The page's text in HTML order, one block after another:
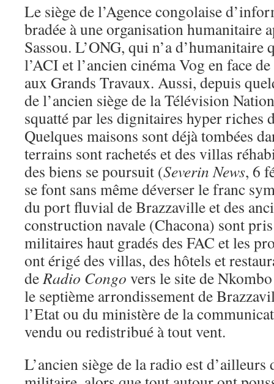
Le siège de l’Agence congolaise
bradée à une organisation humanitaire
Sassou. L’ONG, qui n’a d’humanitaire
l’ACI et l’ancien cinéma Vog en face
aux Grands Travaux. Aussi, depuis
de l’ancien siège de la Télévision
squatté par les dignitaires hyper riches
Quelques maisons sont déjà tombées
terrains sont rachetés et des villas
des biens se poursuit (Severin News, 6
se font sans même déverser le franc
du port fluvial de Brazzaville et des
construction navale (Chacona) sont pris
militaires haut gradés des FAC et les
ont érigé des villas, des hôtels et
deRadio Congo vers le site de
le septième arrondissement de
l’Etat ou du ministère de la
vendu ou redistribué à tout vent.
L’ancien siège de la radio est d’ailleurs